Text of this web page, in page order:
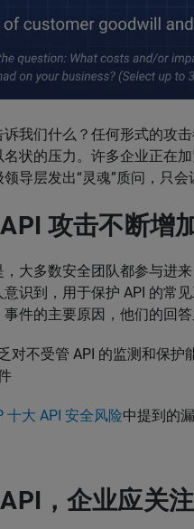
我们什么？任何形式的攻
状的压力。许多企业正在
导层发出“灵魂”质问，只会
攻击不断增
大多数安全团队都参与进
识到，用于保护 API 的常
事件的主要原因，他们的回
对不受管 API 的监测和保
十大 API 安全风险中提到的
，企业应关